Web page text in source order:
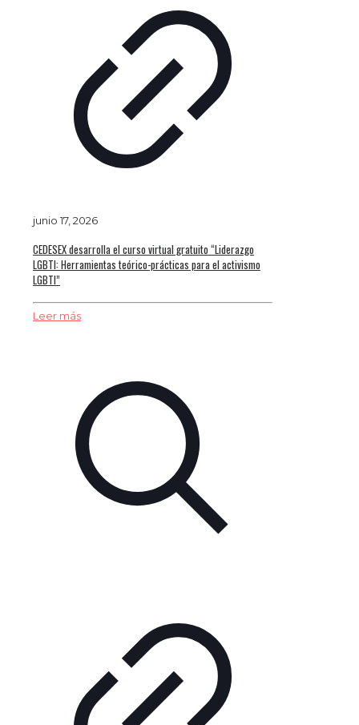
junio 17, 2026
CEDESEX desarrolla el curso virtual gratuito “Liderazgo
LGBTI: Herramientas teórico-prácticas para el activismo
LGBTI”
Leer más